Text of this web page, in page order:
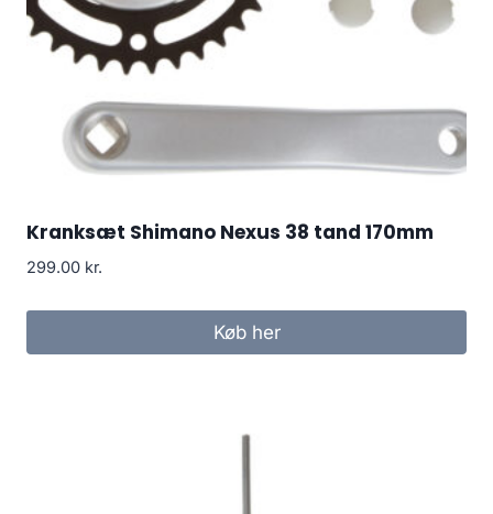
Kranksæt Shimano Nexus 38 tand 170mm
299.00 kr.
Køb her